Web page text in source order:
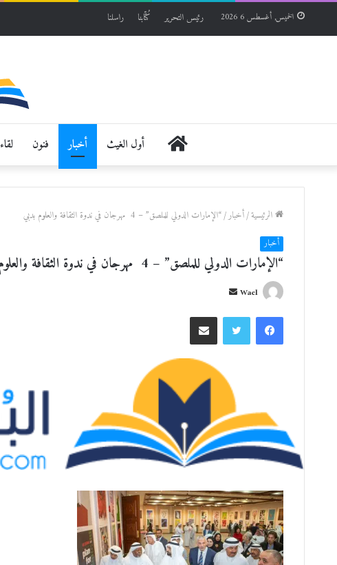
الخميس, أغسطس 6 2026 رئيس التحرير كُتّابنا راسلنا
الرئيسيةأول الغيث أخبار فنون لقاء
الرئيسية/أخبار/“الإمارات الدولي للملصق” – 4 مهرجان في ندوة الثقافة والعلوم بدبي
أخبار
“الإمارات الدولي للملصق” – 4 مهرجان في ندوة الثقافة والعلوم بدبي
Wael
ل
ر
ا
إ
ل
ت
ر
و
ن
ي
فيسبوك